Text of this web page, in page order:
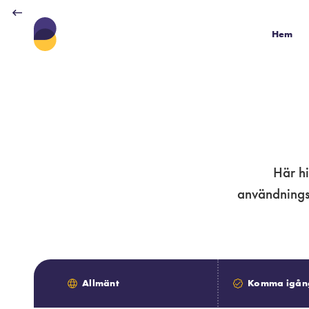
} } })
Hem
Här
Allmänt Komma